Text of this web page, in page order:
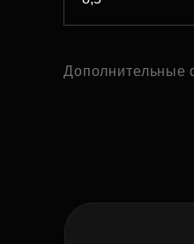
Дополнительные